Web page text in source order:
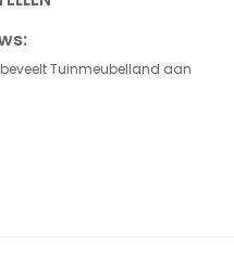
Tuinmeubelland aan